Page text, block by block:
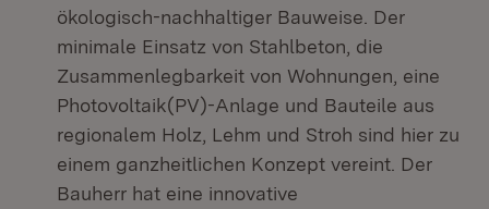
ökologisch-nachhaltiger Bauweise. Der
minimale Einsatz von Stahlbeton, die
Zusammenlegbarkeit von Wohnungen, eine
Photovoltaik(PV)-Anlage und Bauteile aus
regionalem Holz, Lehm und Stroh sind hier zu
einem ganzheitlichen Konzept vereint. Der
Bauherr hat eine innovative